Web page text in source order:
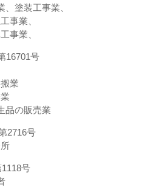
塗装工事業、
事業、
事業、
16701号
業
品の販売業
2716号
号